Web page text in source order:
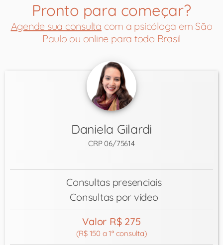
Pronto para começar?
Agende sua consulta com a psicóloga em São
Paulo ou online para todo Brasil
Daniela Gilardi
CRP 06/75614
Consultas presenciais
Consultas por vídeo
Valor R$ 275
(R$ 150 a 1ª consulta)